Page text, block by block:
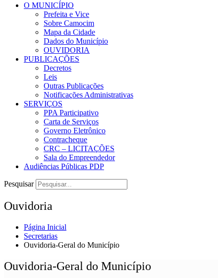
O MUNICÍPIO
Prefeita e Vice
Sobre Camocim
Mapa da Cidade
Dados do Município
OUVIDORIA
PUBLICAÇÕES
Decretos
Leis
Outras Publicações
Notificações Administrativas
SERVIÇOS
PPA Participativo
Carta de Serviços
Governo Eletrônico
Contracheque
CRC – LICITAÇÕES
Sala do Empreendedor
Audiências Públicas PDP
Pesquisar
Ouvidoria
Página Inicial
Secretarias
Ouvidoria-Geral do Município
Ouvidoria-Geral do Município